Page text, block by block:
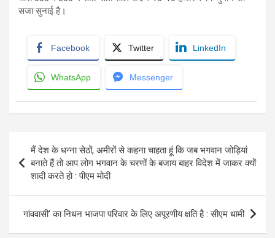
सजा सुनाई है।
Facebook Twitter LinkedIn
WhatsApp Messenger
Post
navigation
मैं देश के धन्ना सेठों, अमीरों से कहना चाहता हूं कि जब भगवान जोड़ियां
बनाते हैं तो आप लोग भगवान के चरणों के बजाय बाहर विदेश में जाकर क्यों
शादी करते हो : पीएम मोदी
गांववासी’ का निधन भाजपा परिवार के लिए अपूरणीय क्षति है : सीएम धामी